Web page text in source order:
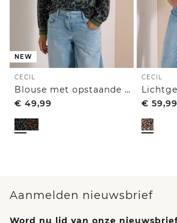
NEW
CECIL
Blouse met opstaande kraag en ritssluiting
€ 49,99
CECIL
€ 59,99
Aanmelden nieuwsbrief
Word nu lid van onze